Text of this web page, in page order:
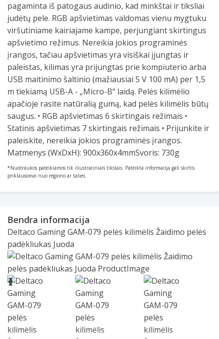
pagaminta iš patogaus audinio, kad minkštai ir tiksliai
judėtų pele. RGB apšvietimas valdomas vienu mygtuku
viršutiniame kairiajame kampe, perjungiant skirtingus
apšvietimo režimus. Nereikia jokios programinės
įrangos, tačiau apšvietimas yra visiškai įjungtas ir
paleistas, kilimas yra prijungtas prie kompiuterio arba
USB maitinimo šaltinio (mažiausiai 5 V 100 mA) per 1,5
m tiekiamą USB-A - „Micro-B“ laidą. Pelės kilimėlio
apačioje rasite natūralią gumą, kad pelės kilimėlis būtų
saugus. • RGB apšvietimas 6 skirtingais režimais •
Statinis apšvietimas 7 skirtingais režimais • Prijunkite ir
paleiskite, nereikia jokios programinės įrangos.
Matmenys (WxDxH): 900x360x4mmSvoris: 730g
*Nuotraukos pateikiamos tik iliustraciniais tikslais. Pateikta informacija gali skirtis
priklausomai nuo regiono ar šalies.
Bendra informacija
Deltaco Gaming GAM-079 pelės kilimėlis Žaidimo pelės
padėkliukas Juoda
Slide 1 of 6
❮
❯